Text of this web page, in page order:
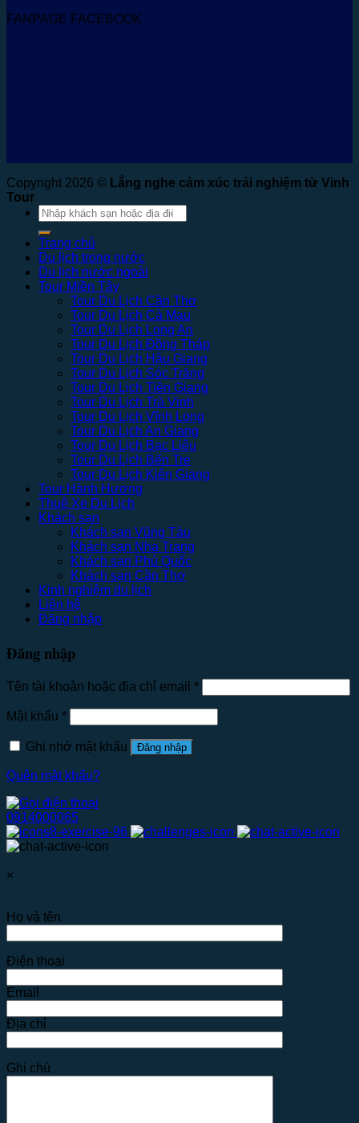
FANPAGE FACEBOOK
Copyright 2026 © Lắng nghe cảm xúc trải nghiệm từ Vinh
Tour
Tìm
kiếm:
Trang chủ
Du lịch trong nước
Du lịch nước ngoài
Tour Miền Tây
Tour Du Lịch Cần Thơ
Tour Du Lịch Cà Mau
Tour Du Lịch Long An
Tour Du Lịch Đồng Tháp
Tour Du Lịch Hậu Giang
Tour Du Lịch Sóc Trăng
Tour Du Lịch Tiền Giang
Tour Du Lịch Trà Vinh
Tour Du Lịch Vĩnh Long
Tour Du Lịch An Giang
Tour Du Lịch Bạc Liêu
Tour Du Lịch Bến Tre
Tour Du Lịch Kiên Giang
Tour Hành Hương
Thuê Xe Du Lịch
Khách sạn
Khách sạn Vũng Tàu
Khách sạn Nha Trang
Khách sạn Phú Quốc
Khách sạn Cần Thơ
Kinh nghiệm du lịch
Liên hệ
Đăng nhập
Đăng nhập
Tên tài khoản hoặc địa chỉ email *
Mật khẩu *
Ghi nhớ mật khẩu Đăng nhập
Quên mật khẩu?
0914000065
×
Họ và tên
Điện thoại
Email
Địa chỉ
Ghi chú